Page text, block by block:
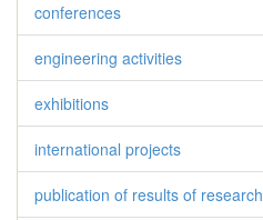
conferences
engineering activities
exhibitions
international projects
publication of results of research